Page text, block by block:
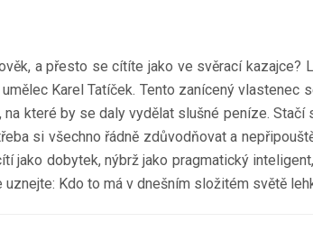
a přesto se cítíte jako ve svěrací kazajce?
Karel Tatíček. Tento zanícený
na které by se daly vydělat slušné peníze.
si všechno řádně zdůvodňovat a
jako dobytek, nýbrž jako pragmatický
uznejte: Kdo to má v dnešním složitém světě